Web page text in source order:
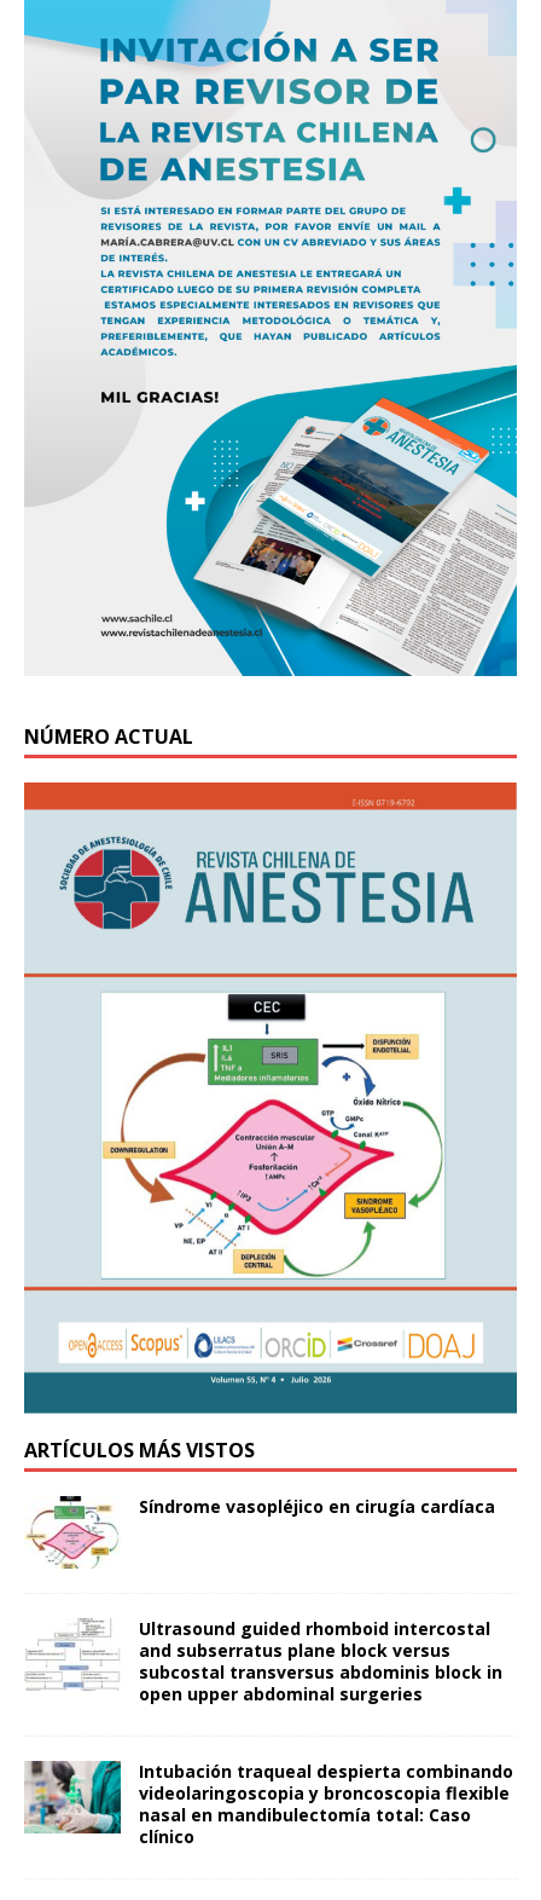
NÚMERO ACTUAL
ARTÍCULOS MÁS VISTOS
Síndrome vasopléjico en cirugía cardíaca
Ultrasound guided rhomboid intercostal
and subserratus plane block versus
subcostal transversus abdominis block in
open upper abdominal surgeries
Intubación traqueal despierta combinando
videolaringoscopia y broncoscopia flexible
nasal en mandibulectomía total: Caso
clínico